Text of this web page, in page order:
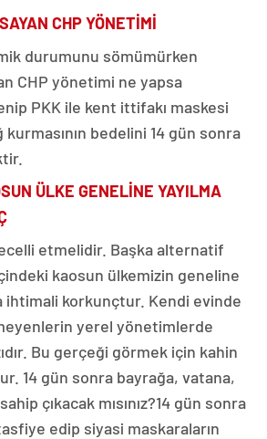
CHP YÖNETİMİ
durumunu sömümürken
CHP yönetimi ne yapsa
PKK ile kent ittifakı maskesi
bedelini 14 gün sonra
ÜLKE GENELİNE YAYILMA
etmelidir. Başka alternatif
kaosun ülkemizin geneline
ihtimali korkunçtur. Kendi evinde
yerel yönetimlerde
Bu gerçeği görmek için kahin
14 gün sonra bayrağa, vatana,
çıkacak mısınız?14 gün sonra
edip siyasi maskaraların